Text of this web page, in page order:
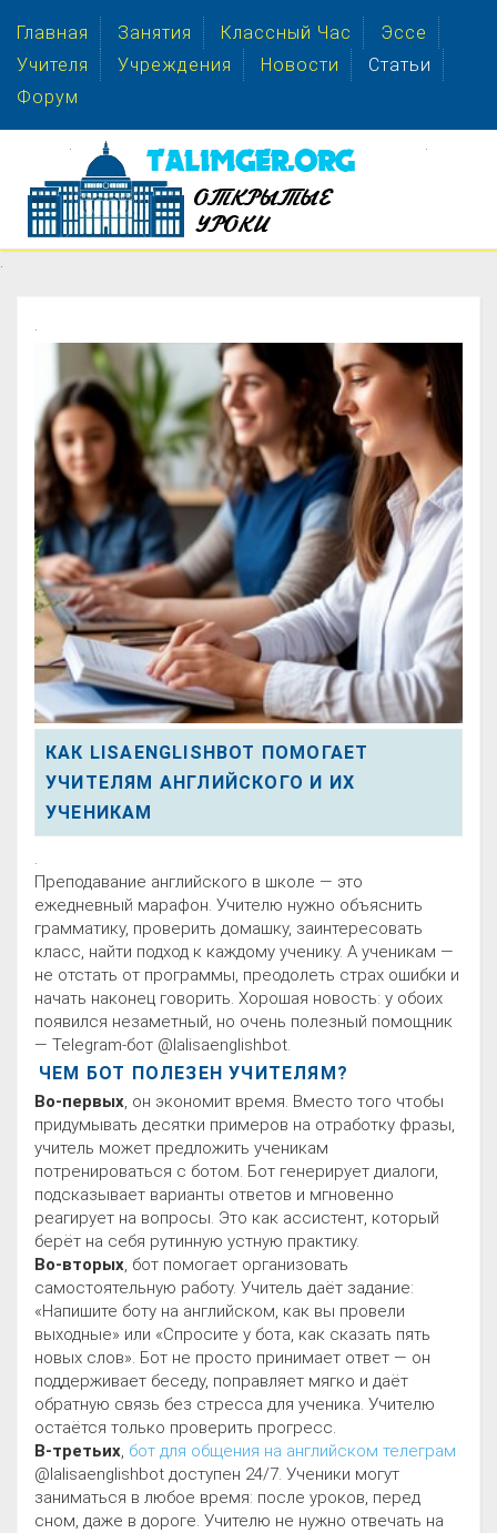
Главная Занятия Классный Час
Эссе
Учителя
Учреждения Новости
Статьи
Форум
.
.
КАК LISAENGLISHBOT ПОМОГАЕТ
УЧИТЕЛЯМ АНГЛИЙСКОГО И ИХ
УЧЕНИКАМ
.
Преподавание английского в школе — это
ежедневный марафон. Учителю нужно объяснить
грамматику, проверить домашку, заинтересовать
класс, найти подход к каждому ученику. А ученикам —
не отстать от программы, преодолеть страх ошибки и
начать наконец говорить. Хорошая новость: у обоих
появился незаметный, но очень полезный помощник
— Telegram-бот @lalisaenglishbot.
ЧЕМ БОТ ПОЛЕЗЕН УЧИТЕЛЯМ?
Во-первых, он экономит время. Вместо того чтобы
придумывать десятки примеров на отработку фразы,
учитель может предложить ученикам
потренироваться с ботом. Бот генерирует диалоги,
подсказывает варианты ответов и мгновенно
реагирует на вопросы. Это как ассистент, который
берёт на себя рутинную устную практику.
Во-вторых, бот помогает организовать
самостоятельную работу. Учитель даёт задание:
«Напишите боту на английском, как вы провели
выходные» или «Спросите у бота, как сказать пять
новых слов». Бот не просто принимает ответ — он
поддерживает беседу, поправляет мягко и даёт
обратную связь без стресса для ученика. Учителю
остаётся только проверить прогресс.
В-третьих, бот для общения на английском телеграм
@lalisaenglishbot доступен 24/7. Ученики могут
заниматься в любое время: после уроков, перед
сном, даже в дороге. Учителю не нужно отвечать на
. .